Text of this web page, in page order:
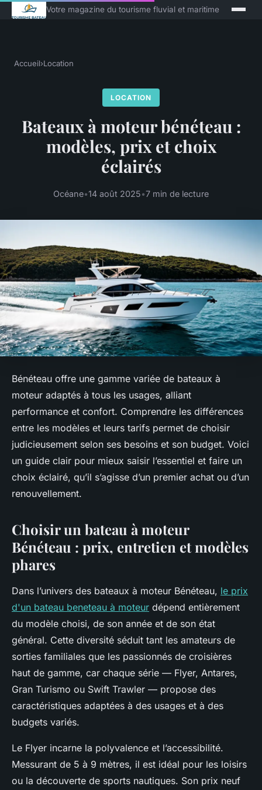
Votre magazine du tourisme fluvial et maritime
Accueil›Location
LOCATION
Bateaux à moteur bénéteau :
modèles, prix et choix
éclairés
Océane•14 août 2025•7 min de lecture
Bénéteau offre une gamme variée de bateaux à
moteur adaptés à tous les usages, alliant
performance et confort. Comprendre les différences
entre les modèles et leurs tarifs permet de choisir
judicieusement selon ses besoins et son budget. Voici
un guide clair pour mieux saisir l’essentiel et faire un
choix éclairé, qu’il s’agisse d’un premier achat ou d’un
renouvellement.
Choisir un bateau à moteur
Bénéteau : prix, entretien et modèles
phares
Dans l’univers des bateaux à moteur Bénéteau, le prix
d'un bateau beneteau à moteur dépend entièrement
du modèle choisi, de son année et de son état
général. Cette diversité séduit tant les amateurs de
sorties familiales que les passionnés de croisières
haut de gamme, car chaque série — Flyer, Antares,
Gran Turismo ou Swift Trawler — propose des
caractéristiques adaptées à des usages et à des
budgets variés.
Le Flyer incarne la polyvalence et l’accessibilité.
Messurant de 5 à 9 mètres, il est idéal pour les loisirs
ou la découverte de sports nautiques. Son prix neuf